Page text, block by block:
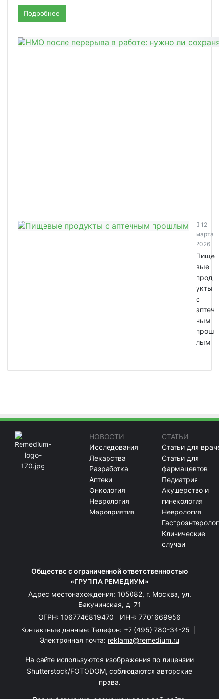
Подробнее
12
марта
2026
Пище
вые
прод
укты
с
аптеч
ным
прош
лым
НОВОСТИ
Исследования
Лекарства
Разработка
Аптеки
Онкология
Неврология
Мероприятия
СТАТЬИ
Статьи для
Статьи для
фармацевтов
Педиатрия
Акушерство и
гинекология
Неврология
Клинические
случаи
Общество с ограниченной ответственностью
«ГРУППА РЕМЕДИУМ»
Адрес местонахождения: 105082, г. Москва, ул.
Бакунинская, д. 71
ОГРН: 1067746819470 ИНН: 7701669956
Контактные данные: Телефон: +7 (495) 780-34-25
Электронная почта: reklama@remedium.ru
На сайте используются изображения по лицензии
Shutterstock/FOTODOM, соблюдаются авторские
права.